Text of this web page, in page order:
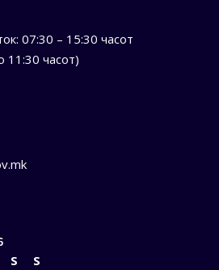
07:30 – 15:30 часот
11:30 часот)
S
S